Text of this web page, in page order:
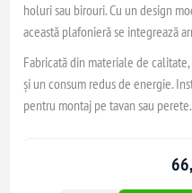
holuri sau birouri. Cu un design
această plafonieră se integrează
Fabricată din materiale de
și un consum redus de energie.
pentru montaj pe tavan sau perete.